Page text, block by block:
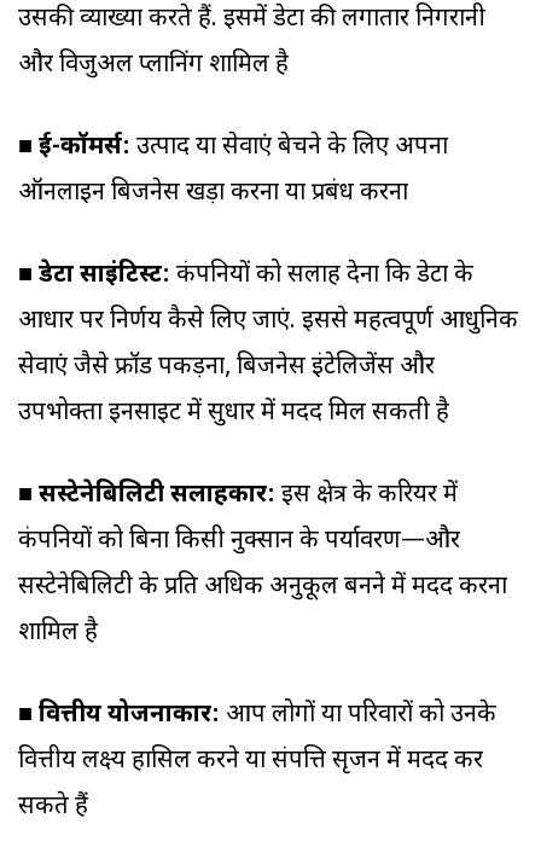
उसकी व्याख्या करते हैं. इसमें डेटा की लगातार निगरानी
और विजुअल प्लानिंग शामिल है
■ ई-कॉमर्स: उत्पाद या सेवाएं बेचने के लिए अपना
ऑनलाइन बिजनेस खड़ा करना या प्रबंध करना
■ डेटा साइंटिस्ट: कंपनियों को सलाह देना कि डेटा के
आधार पर निर्णय कैसे लिए जाएं. इससे महत्वपूर्ण आधुनिक
सेवाएं जैसे फ्रॉड पकड़ना, बिजनेस इंटेलिजेंस और
उपभोक्ता इनसाइट में सुधार में मदद मिल सकती है
■ सस्टेनेबिलिटी सलाहकार: इस क्षेत्र के करियर में
कंपनियों को बिना किसी नुक्सान के पर्यावरण—और
सस्टेनेबिलिटी के प्रति अधिक अनुकूल बनने में मदद करना
शामिल है
■ वित्तीय योजनाकार: आप लोगों या परिवारों को उनके
वित्तीय लक्ष्य हासिल करने या संपत्ति सृजन में मदद कर
सकते हैं